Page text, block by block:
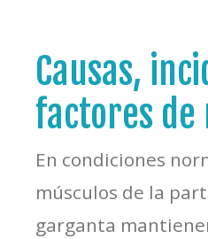
Causas,
factores de
En condiciones
músculos de la
garganta